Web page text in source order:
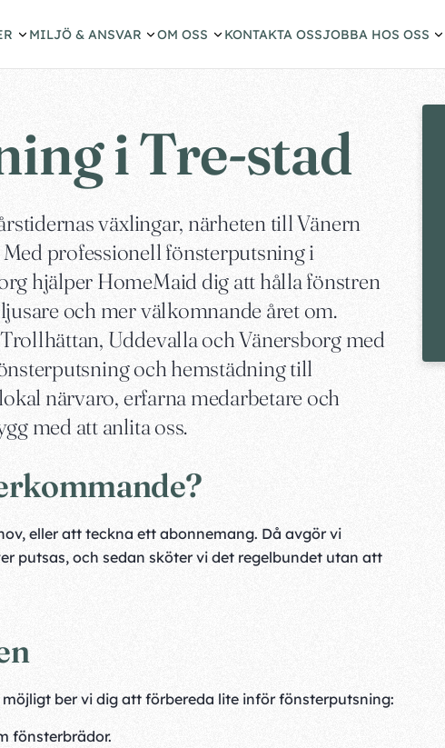
MILJÖ & ANSVAR OM OSS KONTAKTA OSSJOBBA HOS OSS
i Tre-stad
växlingar, närheten till Vänern
professionell fönsterputsning i
hjälper HomeMaid dig att hålla fönstren
och mer välkomnande året om.
Uddevalla och Vänersborg med
och hemstädning till
närvaro, erfarna medarbetare och
med att anlita oss.
eller att teckna ett abonnemang. Då avgör vi
putsas, och sedan sköter vi det regelbundet utan att
ber vi dig att förbereda lite inför fönsterputsning:
fönsterbrädor.